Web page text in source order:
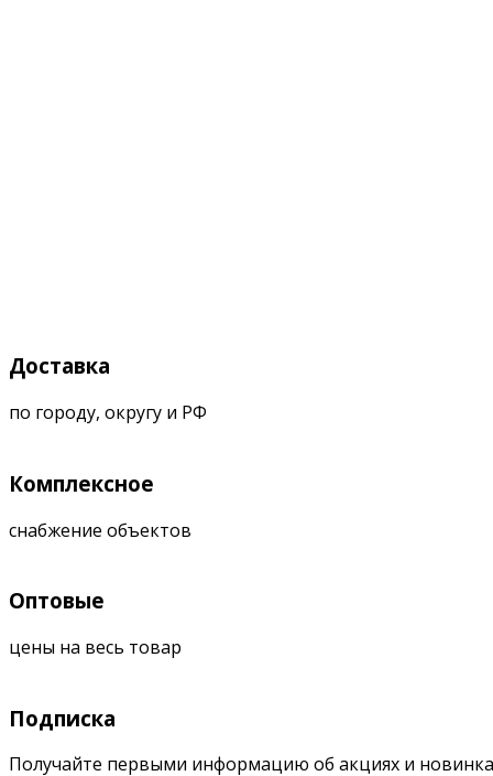
Доставка
по городу, округу и РФ
Комплексное
снабжение объектов
Оптовые
цены на весь товар
Подписка
Получайте первыми информацию об акциях и